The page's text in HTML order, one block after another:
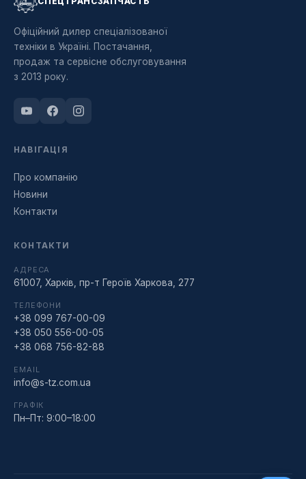
Офіційний дилер спеціалізованої
техніки в Україні. Постачання,
продаж та сервісне обслуговування
з 2013 року.
НАВІГАЦІЯ
Про компанію
Новини
Контакти
КОНТАКТИ
АДРЕСА
61007, Харків, пр-т Героїв Харкова, 277
ТЕЛЕФОНИ
+38 099 767-00-09
+38 050 556-00-05
+38 068 756-82-88
EMAIL
info@s-tz.com.ua
ГРАФІК
Пн–Пт: 9:00–18:00